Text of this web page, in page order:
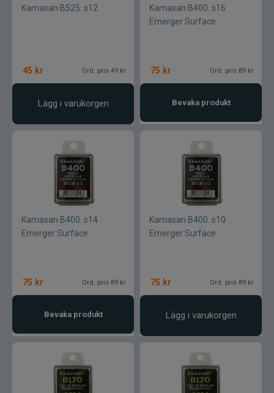
Kamasan B525. s12
45 kr Ord. pris 49 kr
Lägg i varukorgen
Kamasan B400. s16
Emerger Surface
75 kr Ord. pris 89 kr
Bevaka produkt
Kamasan B400. s14
Emerger Surface
75 kr Ord. pris 89 kr
Bevaka produkt
Kamasan B400. s10
Emerger Surface
75 kr Ord. pris 89 kr
Lägg i varukorgen